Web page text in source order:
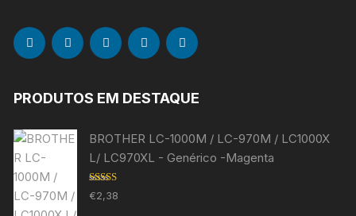
PRODUTOS EM DESTAQUE
BROTHER LC-1000M / LC-970M / LC1000X
L/ LC970XL - Genérico -Magenta
Avaliação
5.00de 5
€2,38